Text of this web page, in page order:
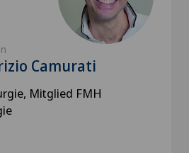
Camurati
Mitglied FMH